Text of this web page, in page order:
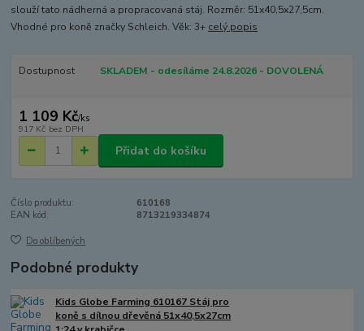
slouží tato nádherná a propracovaná stáj. Rozměr: 51x40,5x27,5cm.
Vhodné pro koně značky Schleich. Věk: 3+ celý popis
Dostupnost SKLADEM - odesíláme 24.8.2026 - DOVOLENÁ
1 109 Kč/ks
917 Kč bez DPH
Přidat do košíku
Číslo produktu:
610168
EAN kód:
8713219334874
Do oblíbených
Podobné produkty
Kids Globe Farming 610167 Stáj pro
koně s dílnou dřevěná 51x40,5x27cm